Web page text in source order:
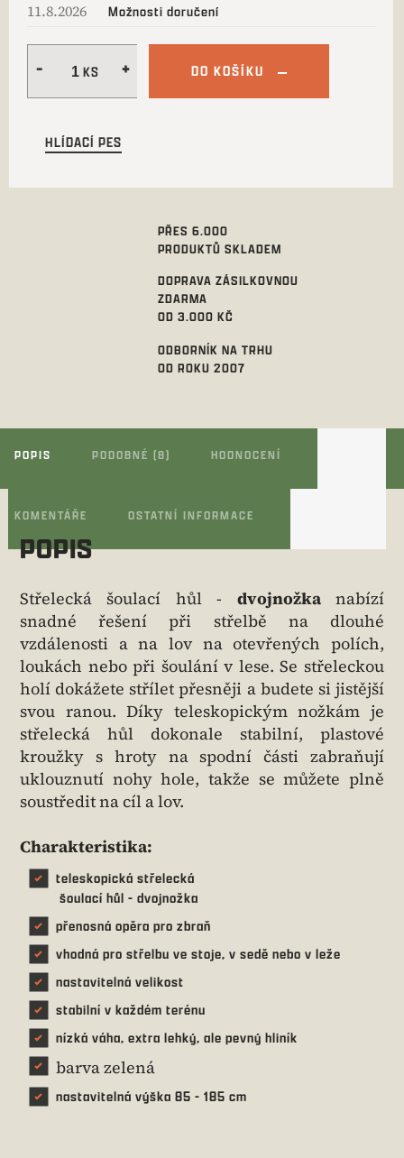
11.8.2026 Možnosti doručení
DO KOŠÍKU
HLÍDACÍ PES
PŘES 6.000
PRODUKTŮ SKLADEM
DOPRAVA ZÁSILKOVNOU
ZDARMA
OD 3.000 KČ
ODBORNÍK NA TRHU
OD ROKU 2007
POPIS PODOBNÉ (8) HODNOCENÍ
KOMENTÁŘE OSTATNÍ INFORMACE
POPIS
Střelecká šoulací hůl - dvojnožkanabízí
snadné řešení při střelbě na dlouhé
vzdálenosti a na lov na otevřených polích,
loukách nebo při šoulání v lese. Se střeleckou
holí dokážete střílet přesněji a budete si jistější
svou ranou. Díky teleskopickým nožkám je
střelecká hůl dokonale stabilní, plastové
kroužky s hroty na spodní části zabraňují
uklouznutí nohy hole, takže se můžete plně
soustředit na cíl a lov.
Charakteristika:
teleskopická střelecká
šoulací hůl - dvojnožka
přenosná opěra pro zbraň
vhodná pro střelbu ve stoje, v sedě nebo v leže
nastavitelná velikost
stabilní v každém terénu
nízká váha, extra lehký, ale pevný hliník
barva zelená
nastavitelná výška 85 - 185 cm